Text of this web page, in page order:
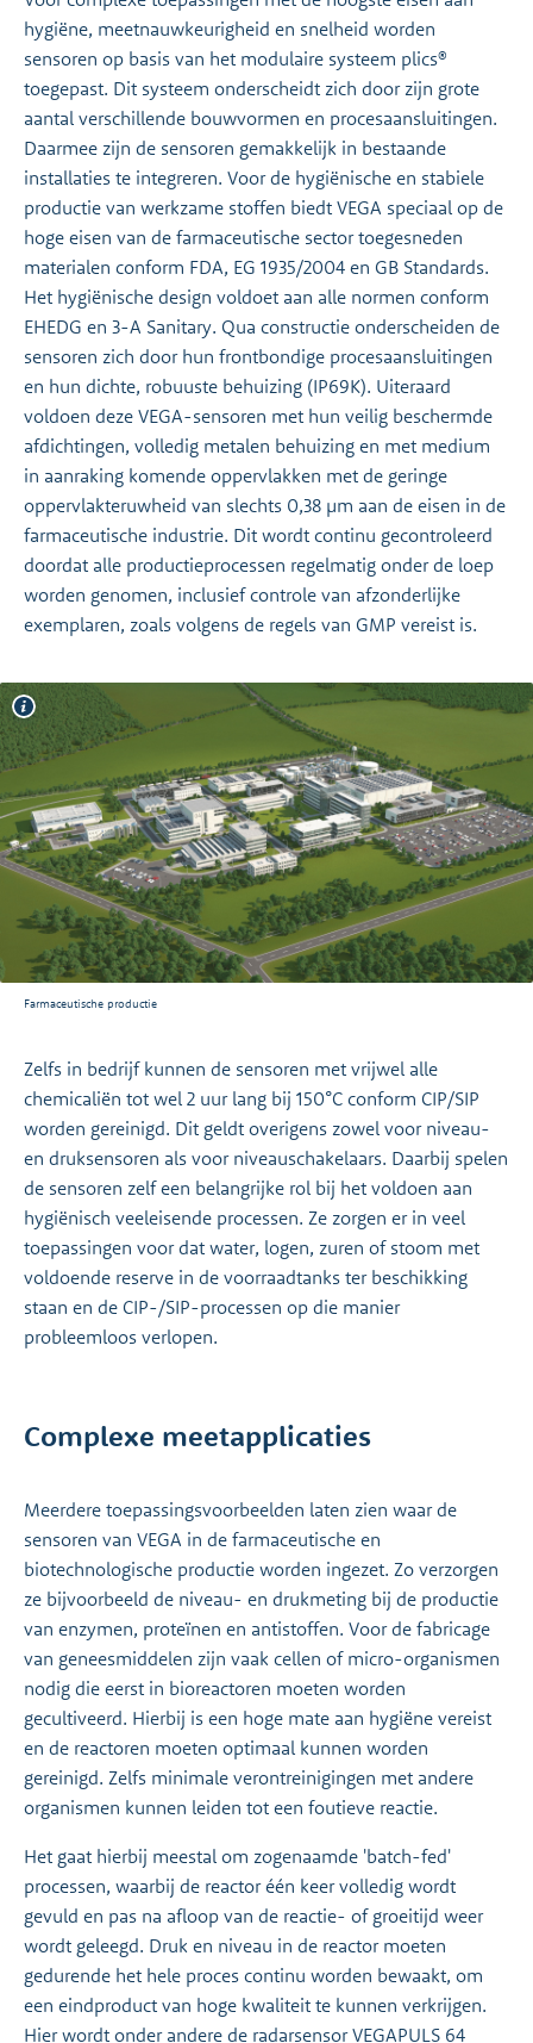
hygiëne, meetnauwkeurigheid en snelheid worden
sensoren op basis van het modulaire systeem plics®
toegepast. Dit systeem onderscheidt zich door zijn grote
aantal verschillende bouwvormen en procesaansluitingen.
Daarmee zijn de sensoren gemakkelijk in bestaande
installaties te integreren. Voor de hygiënische en stabiele
productie van werkzame stoffen biedt VEGA speciaal op de
hoge eisen van de farmaceutische sector toegesneden
materialen conform FDA, EG 1935/2004 en GB Standards.
Het hygiënische design voldoet aan alle normen conform
EHEDG en 3-A Sanitary. Qua constructie onderscheiden de
sensoren zich door hun frontbondige procesaansluitingen
en hun dichte, robuuste behuizing (IP69K). Uiteraard
voldoen deze VEGA-sensoren met hun veilig beschermde
afdichtingen, volledig metalen behuizing en met medium
in aanraking komende oppervlakken met de geringe
oppervlakteruwheid van slechts 0,38 µm aan de eisen in de
farmaceutische industrie. Dit wordt continu gecontroleerd
doordat alle productieprocessen regelmatig onder de loep
worden genomen, inclusief controle van afzonderlijke
exemplaren, zoals volgens de regels van GMP vereist is.
Farmaceutische productie
Zelfs in bedrijf kunnen de sensoren met vrijwel alle
chemicaliën tot wel 2 uur lang bij 150°C conform CIP/SIP
worden gereinigd. Dit geldt overigens zowel voor niveau-
en druksensoren als voor niveauschakelaars. Daarbij spelen
de sensoren zelf een belangrijke rol bij het voldoen aan
hygiënisch veeleisende processen. Ze zorgen er in veel
toepassingen voor dat water, logen, zuren of stoom met
voldoende reserve in de voorraadtanks ter beschikking
staan en de CIP-/SIP-processen op die manier
probleemloos verlopen.
Complexe meetapplicaties
Meerdere toepassingsvoorbeelden laten zien waar de
sensoren van VEGA in de farmaceutische en
biotechnologische productie worden ingezet. Zo verzorgen
ze bijvoorbeeld de niveau- en drukmeting bij de productie
van enzymen, proteïnen en antistoffen. Voor de fabricage
van geneesmiddelen zijn vaak cellen of micro-organismen
nodig die eerst in bioreactoren moeten worden
gecultiveerd. Hierbij is een hoge mate aan hygiëne vereist
en de reactoren moeten optimaal kunnen worden
gereinigd. Zelfs minimale verontreinigingen met andere
organismen kunnen leiden tot een foutieve reactie.
Het gaat hierbij meestal om zogenaamde 'batch-fed'
processen, waarbij de reactor één keer volledig wordt
gevuld en pas na afloop van de reactie- of groeitijd weer
wordt geleegd. Druk en niveau in de reactor moeten
gedurende het hele proces continu worden bewaakt, om
een eindproduct van hoge kwaliteit te kunnen verkrijgen.
Hier wordt onder andere de radarsensor VEGAPULS 64